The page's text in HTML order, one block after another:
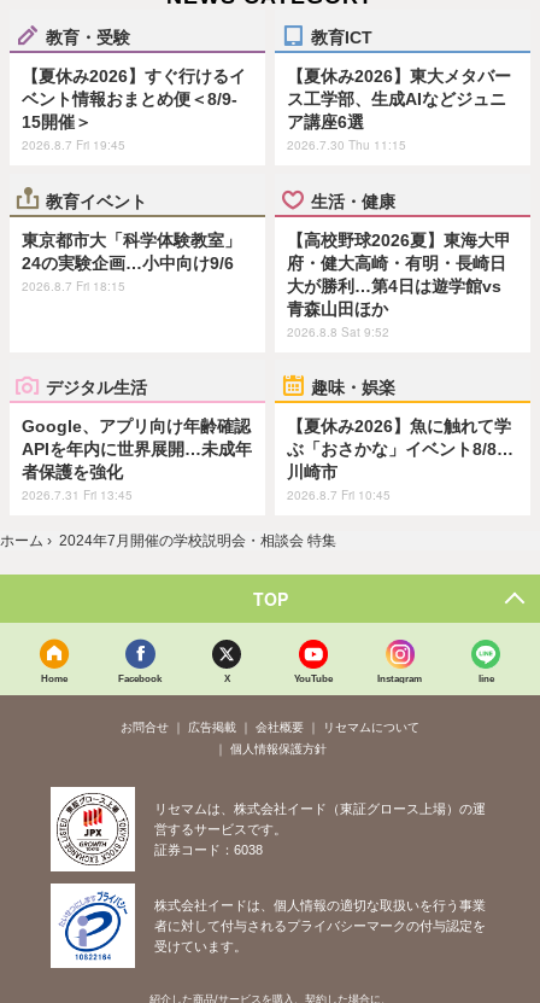
教育・受験
【夏休み2026】すぐ行けるイ
ベント情報おまとめ便＜8/9-
15開催＞
2026.8.7 Fri 19:45
教育ICT
【夏休み2026】東大メタバー
ス工学部、生成AIなどジュニ
ア講座6選
2026.7.30 Thu 11:15
教育イベント
東京都市大「科学体験教室」
24の実験企画…小中向け9/6
2026.8.7 Fri 18:15
生活・健康
【高校野球2026夏】東海大甲
府・健大高崎・有明・長崎日
大が勝利…第4日は遊学館vs
青森山田ほか
2026.8.8 Sat 9:52
デジタル生活
Google、アプリ向け年齢確認
APIを年内に世界展開…未成年
者保護を強化
2026.7.31 Fri 13:45
趣味・娯楽
【夏休み2026】魚に触れて学
ぶ「おさかな」イベント8/8…
川崎市
2026.8.7 Fri 10:45
ホーム › 2024年7月開催の学校説明会・相談会 特集
TOP
Home Facebook X YouTube Instagram line
お問合せ 広告掲載 会社概要
リセマムについて
個人情報保護方針
リセマムは、株式会社イード（東証グロース上場）の運
営するサービスです。
証券コード：6038
株式会社イードは、個人情報の適切な取扱いを行う事業
者に対して付与されるプライバシーマークの付与認定を
受けています。
紹介した商品/サービスを購入、契約した場合に、